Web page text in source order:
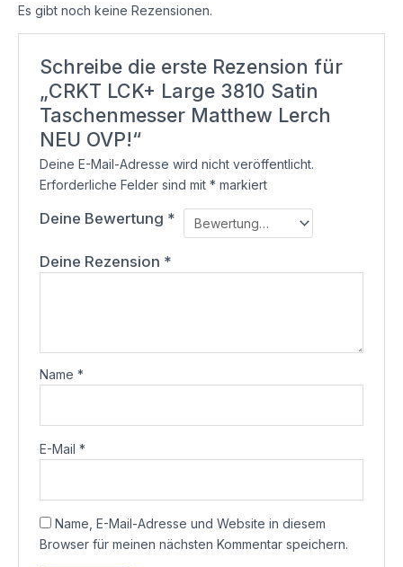
Es gibt noch keine Rezensionen.
Schreibe die erste Rezension für
„CRKT LCK+ Large 3810 Satin
Taschenmesser Matthew Lerch
NEU OVP!“
Deine E-Mail-Adresse wird nicht veröffentlicht.
Erforderliche Felder sind mit* markiert
Deine Bewertung *
Deine Rezension *
Name*
E-Mail*
Name, E-Mail-Adresse und Website in diesem
Browser für meinen nächsten Kommentar speichern.